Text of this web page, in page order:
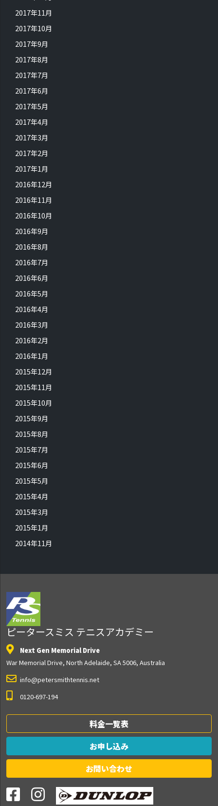
2017年11月
2017年10月
2017年9月
2017年8月
2017年7月
2017年6月
2017年5月
2017年4月
2017年3月
2017年2月
2017年1月
2016年12月
2016年11月
2016年10月
2016年9月
2016年8月
2016年7月
2016年6月
2016年5月
2016年4月
2016年3月
2016年2月
2016年1月
2015年12月
2015年11月
2015年10月
2015年9月
2015年8月
2015年7月
2015年6月
2015年5月
2015年4月
2015年3月
2015年1月
2014年11月
ピータースミス テニスアカデミー
Next Gen Memorial Drive
War Memorial Drive, North Adelaide, SA 5006, Australia
info@petersmithtennis.net
0120-697-194
料金一覧表
お申し込み
お問い合わせ